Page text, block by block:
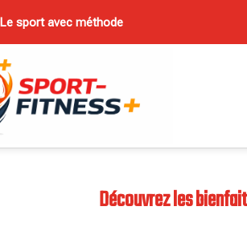
Le sport avec méthode
Découvrez les